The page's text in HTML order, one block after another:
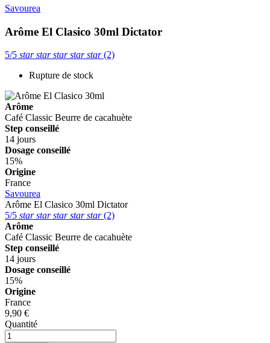
Savourea
Arôme El Clasico 30ml Dictator
5/5 starstarstarstarstar(2)
Rupture de stock
Arôme
Café Classic Beurre de cacahuète
Step conseillé
14 jours
Dosage conseillé
15%
Origine
France
Savourea
Arôme El Clasico 30ml Dictator
5/5 starstarstarstarstar(2)
Arôme
Café Classic Beurre de cacahuète
Step conseillé
14 jours
Dosage conseillé
15%
Origine
France
9,90 €
Quantité